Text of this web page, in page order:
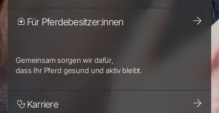
Für Pferdebesitzer:innen
Gemeinsam sorgen wir dafür,
dass Ihr Pferd gesund und aktiv bleibt.
Karriere